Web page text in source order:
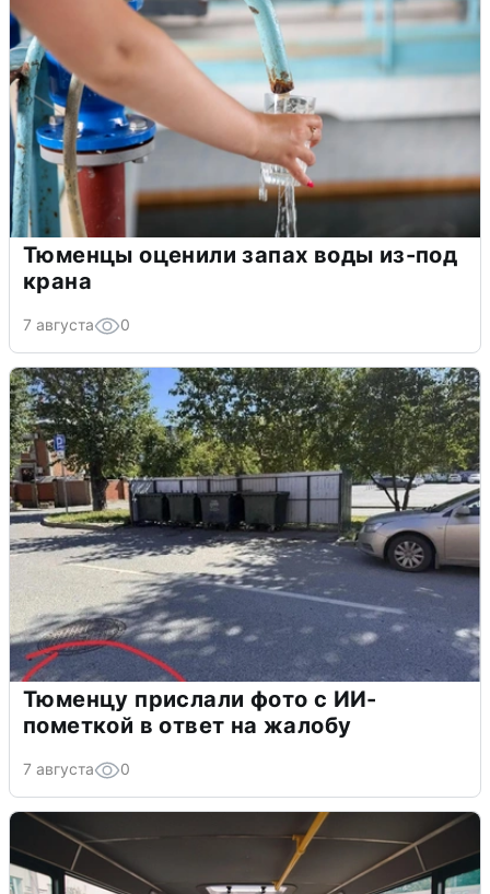
Тюменцы оценили запах воды из-под
крана
7 августа 0
Тюменцу прислали фото с ИИ-
пометкой в ответ на жалобу
7 августа 0